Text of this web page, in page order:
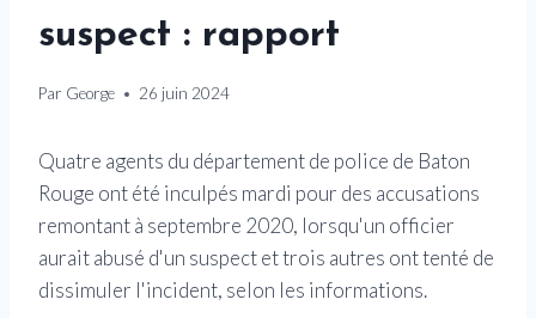
suspect : rapport
Par George 26 juin 2024
Quatre agents du département de police de Baton
Rouge ont été inculpés mardi pour des accusations
remontant à septembre 2020, lorsqu'un officier
aurait abusé d'un suspect et trois autres ont tenté de
dissimuler l'incident, selon les informations.